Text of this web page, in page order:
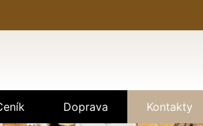
Doprava Kontakty